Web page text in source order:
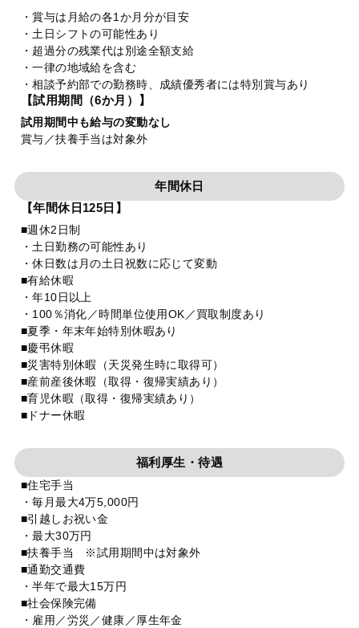
・賞与は月給の各1か月分が目安
・土日シフトの可能性あり
・超過分の残業代は別途全額支給
・一律の地域給を含む
・相談予約部での勤務時、成績優秀者には特別賞与あり
【試用期間（6か月）】
試用期間中も給与の変動なし
賞与／扶養手当は対象外
年間休日
【年間休日125日】
■週休2日制
・土日勤務の可能性あり
・休日数は月の土日祝数に応じて変動
■有給休暇
・年10日以上
・100％消化／時間単位使用OK／買取制度あり
■夏季・年末年始特別休暇あり
■慶弔休暇
■災害特別休暇（天災発生時に取得可）
■産前産後休暇（取得・復帰実績あり）
■育児休暇（取得・復帰実績あり）
■ドナー休暇
福利厚生・待遇
■住宅手当
・毎月最大4万5,000円
■引越しお祝い金
・最大30万円
■扶養手当 ※試用期間中は対象外
■通勤交通費
・半年で最大15万円
■社会保険完備
・雇用／労災／健康／厚生年金